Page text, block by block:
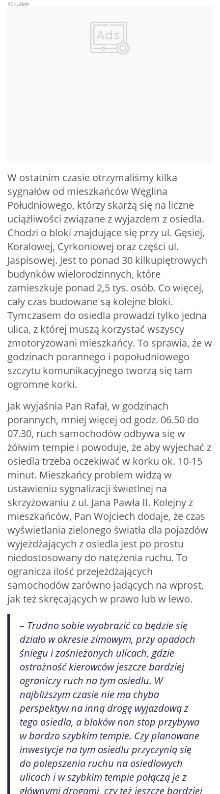
W ostatnim czasie otrzymaliśmy kilka
sygnałów od mieszkańców Węglina
Południowego, którzy skarżą się na liczne
uciążliwości związane z wyjazdem z osiedla.
Chodzi o bloki znajdujące się przy ul. Gęsiej,
Koralowej, Cyrkoniowej oraz części ul.
Jaspisowej. Jest to ponad 30 kilkupiętrowych
budynków wielorodzinnych, które
zamieszkuje ponad 2,5 tys. osób. Co więcej,
cały czas budowane są kolejne bloki.
Tymczasem do osiedla prowadzi tylko jedna
ulica, z której muszą korzystać wszyscy
zmotoryzowani mieszkańcy. To sprawia, że w
godzinach porannego i popołudniowego
szczytu komunikacyjnego tworzą się tam
ogromne korki.
Jak wyjaśnia Pan Rafał, w godzinach
porannych, mniej więcej od godz. 06.50 do
07.30, ruch samochodów odbywa się w
żółwim tempie i powoduje, że aby wyjechać z
osiedla trzeba oczekiwać w korku ok. 10-15
minut. Mieszkańcy problem widzą w
ustawieniu sygnalizacji świetlnej na
skrzyżowaniu z ul. Jana Pawła II. Kolejny z
mieszkańców, Pan Wojciech dodaje, że czas
wyświetlania zielonego światła dla pojazdów
wyjeżdżających z osiedla jest po prostu
niedostosowany do natężenia ruchu. To
ogranicza ilość przejeżdżających
samochodów zarówno jadących na wprost,
jak też skręcających w prawo lub w lewo.
– Trudno sobie wyobrazić co będzie się
działo w okresie zimowym, przy opadach
śniegu i zaśnieżonych ulicach, gdzie
ostrożność kierowców jeszcze bardziej
ograniczy ruch na tym osiedlu. W
najbliższym czasie nie ma chyba
perspektyw na inną drogę wyjazdową z
tego osiedla, a bloków non stop przybywa
w bardzo szybkim tempie. Czy planowane
inwestycje na tym osiedlu przyczynią się
do polepszenia ruchu na osiedlowych
ulicach i w szybkim tempie połączą je z
głównymi drogami, czy też jeszcze bardziej